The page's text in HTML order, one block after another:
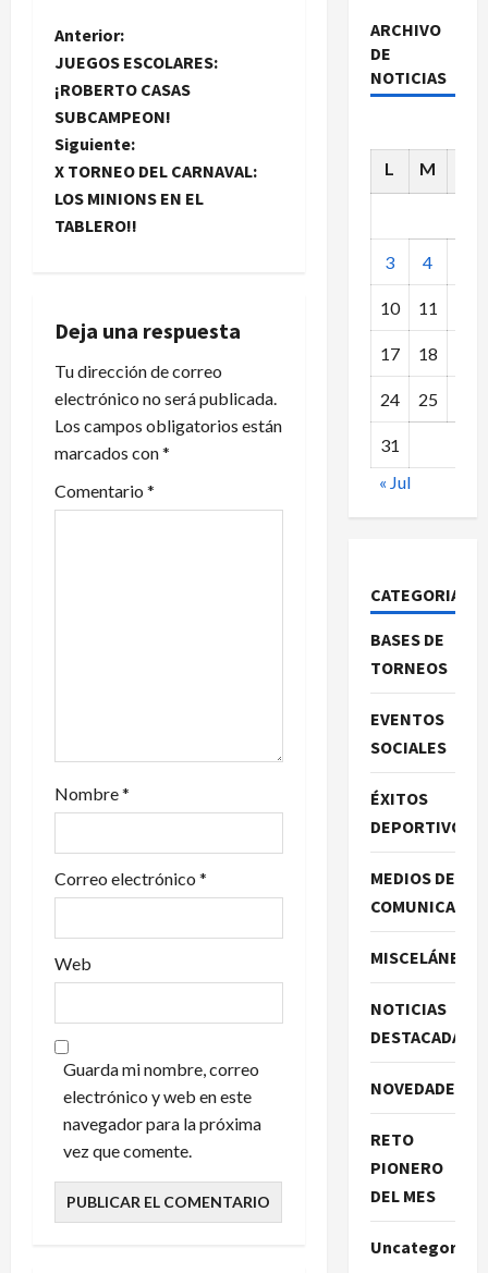
N
a
v
e
g
c
i
ó
n
d
a
d
a
s
Anterior:
JUEGOS ESCOLARES:
¡ROBERTO CASAS
SUBCAMPEON!
Siguiente:
X TORNEO DEL CARNAVAL:
LOS MINIONS EN EL
TABLERO!!
Deja una respuesta
Tu dirección de correo
electrónico no será publicada.
Los campos obligatorios están
marcados con*
Comentario *
Nombre*
Correo electrónico *
Web
Guarda mi nombre, correo
electrónico y web en este
navegador para la próxima
vez que comente.
ARCHIVO
DE
NOTICIAS
L M
3 4
10 11
17 18
24 25
31
« Jul
CATEGORIAS
BASES DE
TORNEOS
EVENTOS
SOCIALES
ÉXITOS
DEPORTIVOS
MEDIOS DE
MISCELÁNEA
NOTICIAS
DESTACADAS
NOVEDADES
RETO
PIONERO
DEL MES
Uncategorized